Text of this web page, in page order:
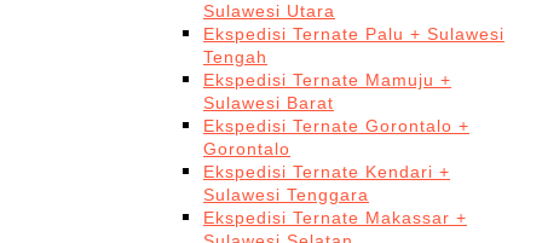
Sulawesi Utara
Ekspedisi Ternate Palu + Sulawesi
Tengah
Ekspedisi Ternate Mamuju +
Sulawesi Barat
Ekspedisi Ternate Gorontalo +
Gorontalo
Ekspedisi Ternate Kendari +
Sulawesi Tenggara
Ekspedisi Ternate Makassar +